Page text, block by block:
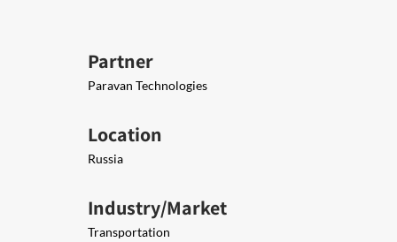
Partner
Paravan Technologies
Location
Russia
Industry/Market
Transportation